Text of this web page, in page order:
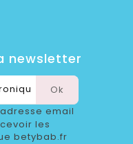
newsletter
email
les
betybab.fr